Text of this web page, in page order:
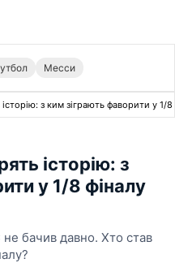
Месси
з ким зіграють фаворити у 1/
історію: з
у 1/8 фіналу
бачив давно. Хто став